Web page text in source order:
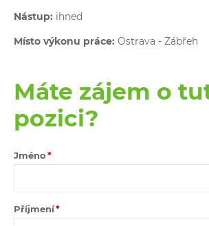
Nástup: ihned
Místo výkonu práce: Ostrava - Zábřeh
Máte zájem o
pozici?
Jméno
Příjmení